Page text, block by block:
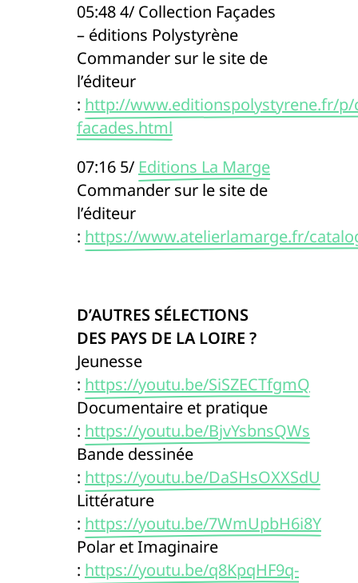
05:48 4/ Collection Façades
– éditions Polystyrène
Commander sur le site de
l’éditeur
: http://www.editionspolystyrene.fr/p/
facades.html
07:16 5/ Editions La Marge
Commander sur le site de
l’éditeur
: https://www.atelierlamarge.fr/
D’AUTRES SÉLECTIONS
DES PAYS DE LA LOIRE ?
Jeunesse
: https://youtu.be/SiSZECTfgmQ
Documentaire et pratique
: https://youtu.be/BjvYsbnsQWs
Bande dessinée
: https://youtu.be/DaSHsOXXSdU
Littérature
: https://youtu.be/7WmUpbH6i8Y
Polar et Imaginaire
: https://youtu.be/q8KpqHF9q-